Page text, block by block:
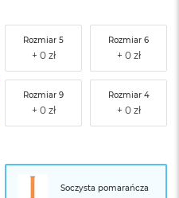
Rozmiar 5 Rozmiar 6
Rozmiar 9 Rozmiar 4
Soczysta pomarańcza